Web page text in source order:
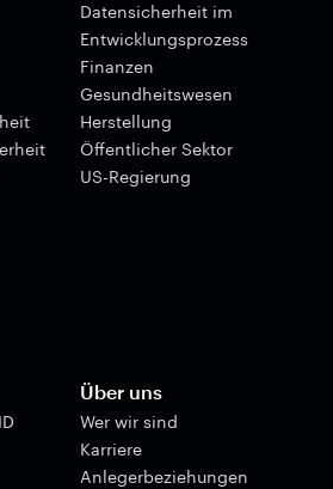
Datensicherheit im
Entwicklungsprozess
Finanzen
Gesundheitswesen
Herstellung
Öffentlicher Sektor
US-Regierung
Über uns
Wer wir sind
Karriere
Anlegerbeziehungen